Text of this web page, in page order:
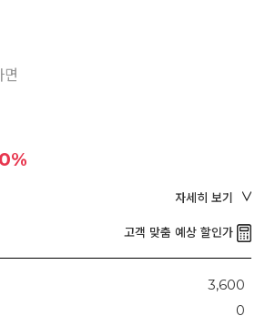
자세히 보기
고객 맞춤 예상 할인가
3,600
0